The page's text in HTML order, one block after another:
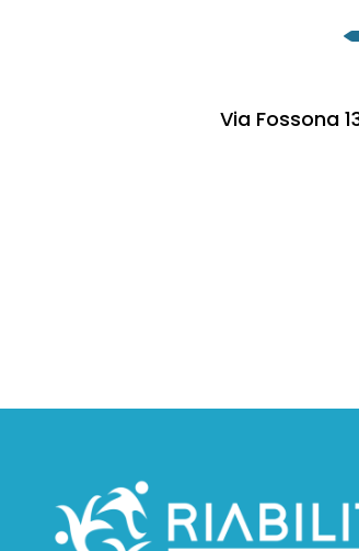
Via Fossona